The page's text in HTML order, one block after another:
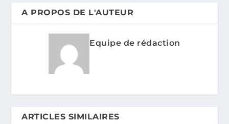
A PROPOS DE L'AUTEUR
Equipe de rédaction
ARTICLES SIMILAIRES